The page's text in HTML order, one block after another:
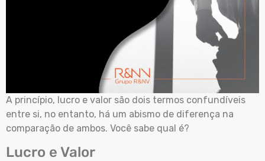
A princípio, lucro e valor são dois termos confundíveis
entre si, no entanto, há um abismo de diferença na
comparação de ambos. Você sabe qual é?
Lucro e Valor